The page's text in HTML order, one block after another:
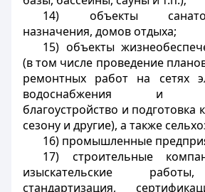
14) объекты
назначения, домов отдыха;
15) объекты
(в том числе проведение
ремонтных работ на сетях
водоснабжения и
благоустройство и подготовка
сезону и другие), а также
16) промышленные
17) строительные
изыскательские
стандартизация,